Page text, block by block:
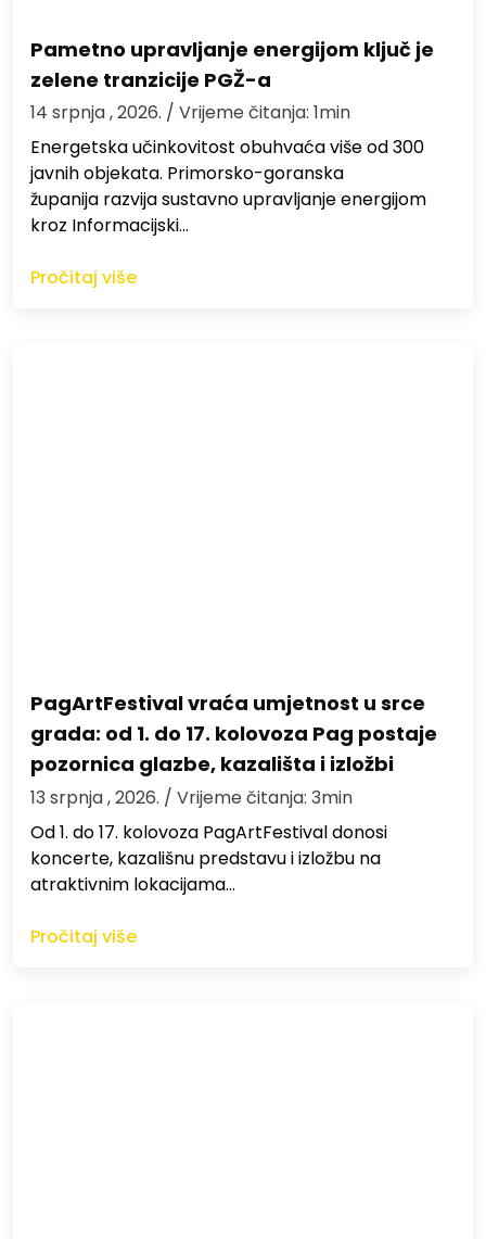
Pametno upravljanje energijom ključ je
zelene tranzicije PGŽ-a
14 srpnja , 2026. / Vrijeme čitanja: 1min
Energetska učinkovitost obuhvaća više od 300
javnih objekata. Primorsko-goranska
županija razvija sustavno upravljanje energijom
kroz Informacijski…
Pročitaj više
PagArtFestival vraća umjetnost u srce
grada: od 1. do 17. kolovoza Pag postaje
pozornica glazbe, kazališta i izložbi
13 srpnja , 2026. / Vrijeme čitanja: 3min
Od 1. do 17. kolovoza PagArtFestival donosi
koncerte, kazališnu predstavu i izložbu na
atraktivnim lokacijama…
Pročitaj više